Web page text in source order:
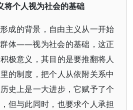
将个人视为社会的基础
成的背景，自由主义从一开始
体——视为社会的基础，这正
极意义，其目的是要推翻将人
的制度，把个人从依附关系中
史上是一大进步，它赋予了个
但与此同时，也要求个人承担